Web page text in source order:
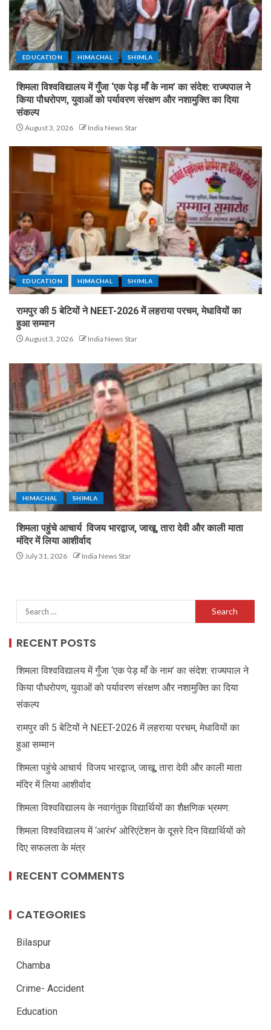
EDUCATION HIMACHAL SHIMLA
शिमला विश्वविद्यालय में गुँजा ‘एक पेड़ माँ के नाम’ का संदेश: राज्यपाल ने
किया पौधरोपण, युवाओं को पर्यावरण संरक्षण और नशामुक्ति का दिया
संकल्प
August 3, 2026 India News Star
EDUCATION HIMACHAL SHIMLA
रामपुर की 5 बेटियों ने NEET-2026 में लहराया परचम, मेधावियों का
हुआ सम्मान
August 3, 2026 India News Star
HIMACHAL SHIMLA
शिमला पहुंचे आचार्य विजय भारद्वाज, जाखू, तारा देवी और काली माता
मंदिर में लिया आशीर्वाद
July 31, 2026 India News Star
RECENT POSTS
शिमला विश्वविद्यालय में गुँजा ‘एक पेड़ माँ के नाम’ का संदेश: राज्यपाल ने
किया पौधरोपण, युवाओं को पर्यावरण संरक्षण और नशामुक्ति का दिया
संकल्प
रामपुर की 5 बेटियों ने NEET-2026 में लहराया परचम, मेधावियों का
हुआ सम्मान
शिमला पहुंचे आचार्य विजय भारद्वाज, जाखू, तारा देवी और काली माता
मंदिर में लिया आशीर्वाद
शिमला विश्वविद्यालय के नवागंतुक विद्यार्थियों का शैक्षणिक भ्रमण:
शिमला विश्वविद्यालय में ‘आरंभ’ ओरिएंटेशन के दूसरे दिन विद्यार्थियों को
दिए सफलता के मंत्र
RECENT COMMENTS
CATEGORIES
Bilaspur
Chamba
Crime- Accident
Education